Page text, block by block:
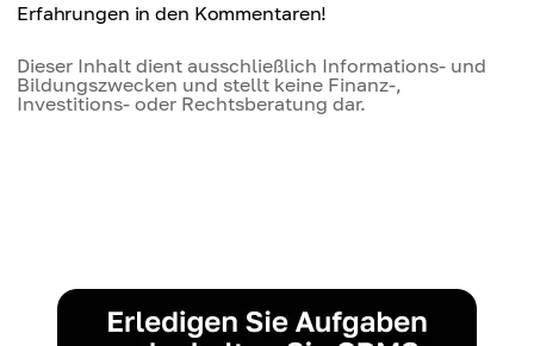
Erfahrungen in den Kommentaren!
Dieser Inhalt dient ausschließlich Informations- und
Bildungszwecken und stellt keine Finanz-,
Investitions- oder Rechtsberatung dar.